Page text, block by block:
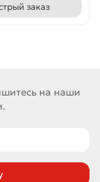
заказ
на наши